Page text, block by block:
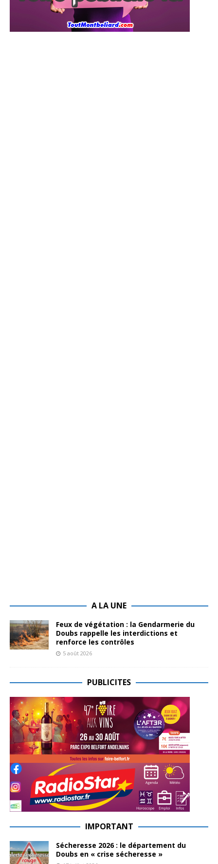
A LA UNE
Feux de végétation : la Gendarmerie du
Doubs rappelle les interdictions et
renforce les contrôles
5 août 2026
PUBLICITES
IMPORTANT
Sécheresse 2026 : le département du
Doubs en « crise sécheresse »